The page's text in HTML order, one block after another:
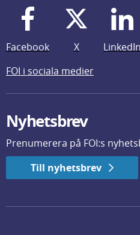
Facebook X LinkedIn
FOI i sociala medier
Nyhetsbrev
Prenumerera på FOI:s
Till nyhetsbrev